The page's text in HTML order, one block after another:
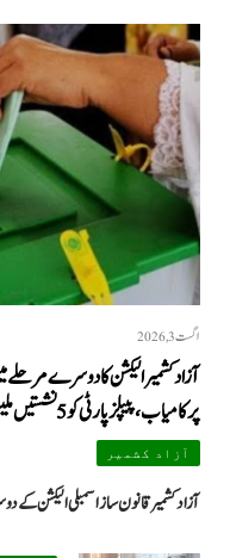
اگست 3, 2026
پر کامیاب، پیپلزپارٹی کو 5 نشستیں ملیں
آزاد کشمیر
آزاد کشمیر قانون ساز اسمبلی